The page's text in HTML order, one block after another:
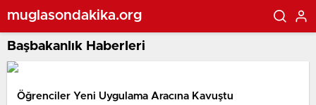
muglasondakika.org
Başbakanlık Haberleri
Öğrenciler Yeni Uygulama Aracına Kavuştu